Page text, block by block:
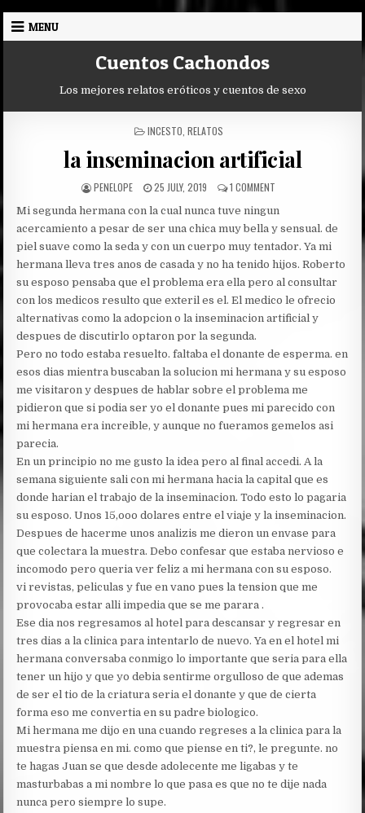
Skip
MENU
Cuentos Cachondos
Los mejores relatos eróticos y cuentos de sexo
POSTED
INCESTO RELATOS
la inseminacion artificial
AUTHOR:
PENELOPE
PUBLISHED
25 JULY, 2019 1 COMMENT
INSEMINACION
ARTIFICIAL
Mi segunda hermana con la cual nunca tuve ningun
acercamiento a pesar de ser una chica muy bella y sensual. de
piel suave como la seda y con un cuerpo muy tentador. Ya mi
hermana lleva tres anos de casada y no ha tenido hijos. Roberto
su esposo pensaba que el problema era ella pero al consultar
con los medicos resulto que exteril es el. El medico le ofrecio
alternativas como la adopcion o la inseminacion artificial y
despues de discutirlo optaron por la segunda.
Pero no todo estaba resuelto. faltaba el donante de esperma. en
esos dias mientra buscaban la solucion mi hermana y su esposo
me visitaron y despues de hablar sobre el problema me
pidieron que si podia ser yo el donante pues mi parecido con
mi hermana era increible, y aunque no fueramos gemelos asi
parecia.
En un principio no me gusto la idea pero al final accedi. A la
semana siguiente sali con mi hermana hacia la capital que es
donde harian el trabajo de la inseminacion. Todo esto lo pagaria
su esposo. Unos 15,ooo dolares entre el viaje y la inseminacion.
Despues de hacerme unos analizis me dieron un envase para
que colectara la muestra. Debo confesar que estaba nervioso e
incomodo pero queria ver feliz a mi hermana con su esposo.
vi revistas, peliculas y fue en vano pues la tension que me
provocaba estar alli impedia que se me parara .
Ese dia nos regresamos al hotel para descansar y regresar en
tres dias a la clinica para intentarlo de nuevo. Ya en el hotel mi
hermana conversaba conmigo lo importante que seria para ella
tener un hijo y que yo debia sentirme orgulloso de que ademas
de ser el tio de la criatura seria el donante y que de cierta
forma eso me convertia en su padre biologico.
Mi hermana me dijo en una cuando regreses a la clinica para la
muestra piensa en mi. como que piense en ti?, le pregunte. no
te hagas Juan se que desde adolecente me ligabas y te
masturbabas a mi nombre lo que pasa es que no te dije nada
nunca pero siempre lo supe.